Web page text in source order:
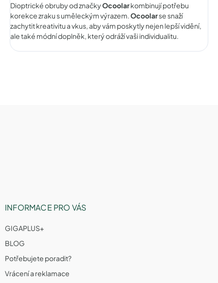
Dioptrické obruby od značkyOcoolarkombinují potřebu
korekce zraku s uměleckým výrazem.Ocoolarse snaží
zachytit kreativitu a vkus, aby vám poskytly nejen lepší vidění,
ale také módní doplněk, který odráží vaši individualitu.
INFORMACE PRO VÁS
GIGAPLUS+
BLOG
Potřebujete poradit?
Vrácení a reklamace